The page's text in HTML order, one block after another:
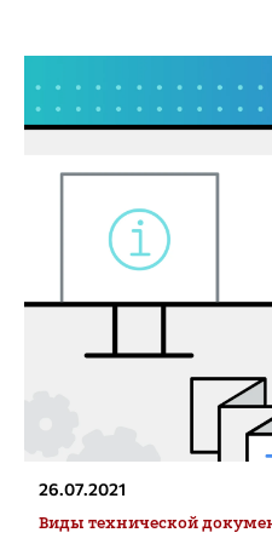
26.07.2021
Виды технической